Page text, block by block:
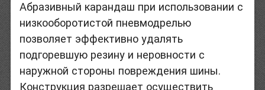
Абразивный карандаш при использовании с
низкооборотистой пневмодрелью
позволяет эффективно удалять
подгоревшую резину и неровности с
наружной стороны повреждения шины.
Конструкция разрешает осуществить